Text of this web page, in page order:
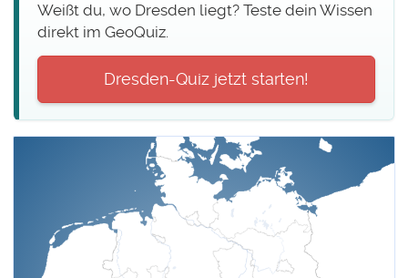
Weißt du, wo Dresden liegt? Teste dein Wissen
direkt im GeoQuiz.
Dresden-Quiz jetzt starten!